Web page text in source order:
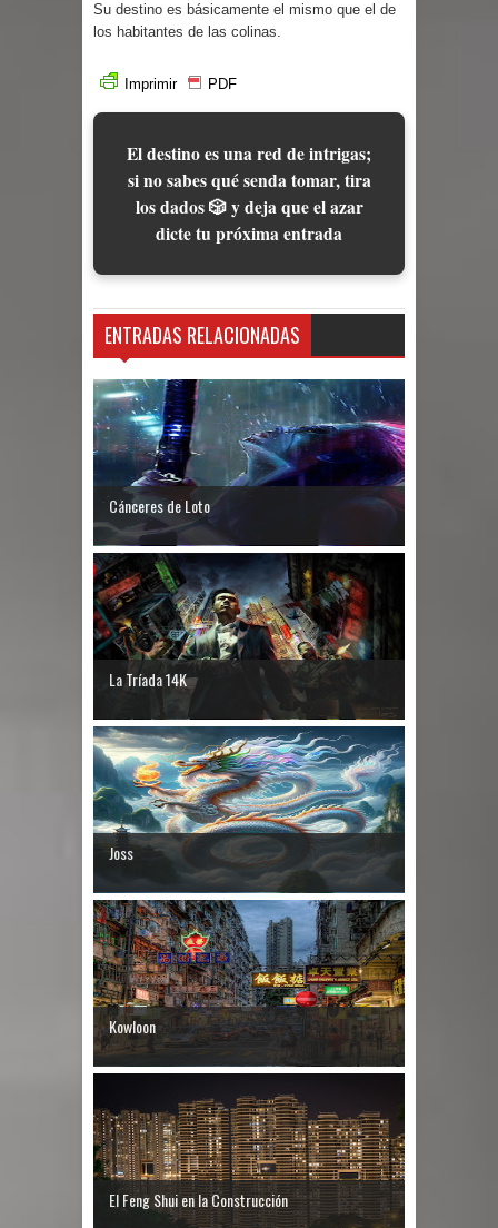
Su destino es básicamente el mismo que el de
los habitantes de las colinas.
Imprimir PDF
El destino es una red de intrigas;
si no sabes qué senda tomar, tira
los dados 🎲 y deja que el azar
dicte tu próxima entrada
ENTRADAS RELACIONADAS
Cánceres de Loto
La Tríada 14K
Joss
Kowloon
El Feng Shui en la Construcción